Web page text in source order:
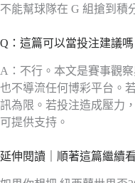
不能幫球隊在 G 組搶到積
Q：這篇可以當投注建議嗎
A：不行。本文是賽事觀
也不導流任何博彩平台。
訊為限。若投注造成壓力
可提供支持。
延伸閱讀｜順著這篇繼續看